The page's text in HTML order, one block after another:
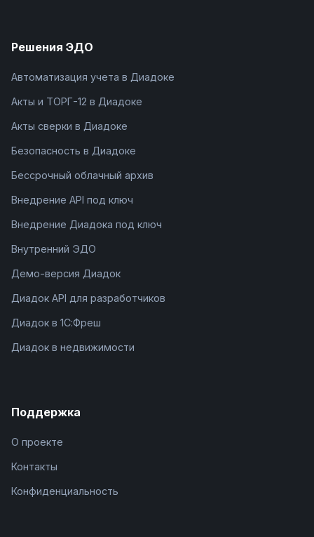
Решения ЭДО
Автоматизация учета в Диадоке
Акты и ТОРГ-12 в Диадоке
Акты сверки в Диадоке
Безопасность в Диадоке
Бессрочный облачный архив
Внедрение API под ключ
Внедрение Диадока под ключ
Внутренний ЭДО
Демо-версия Диадок
Диадок API для разработчиков
Диадок в 1С:Фреш
Диадок в недвижимости
Поддержка
О проекте
Контакты
Конфиденциальность